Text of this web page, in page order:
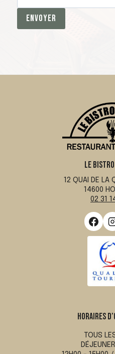
ENVOYER
LE
12 QUAI DE LA
14600
02 31
HORAIRES
TOUS